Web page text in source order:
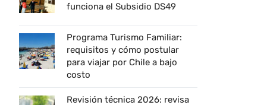
funciona el Subsidio DS49
Programa Turismo Familiar:
requisitos y cómo postular
para viajar por Chile a bajo
costo
Revisión técnica 2026: revisa